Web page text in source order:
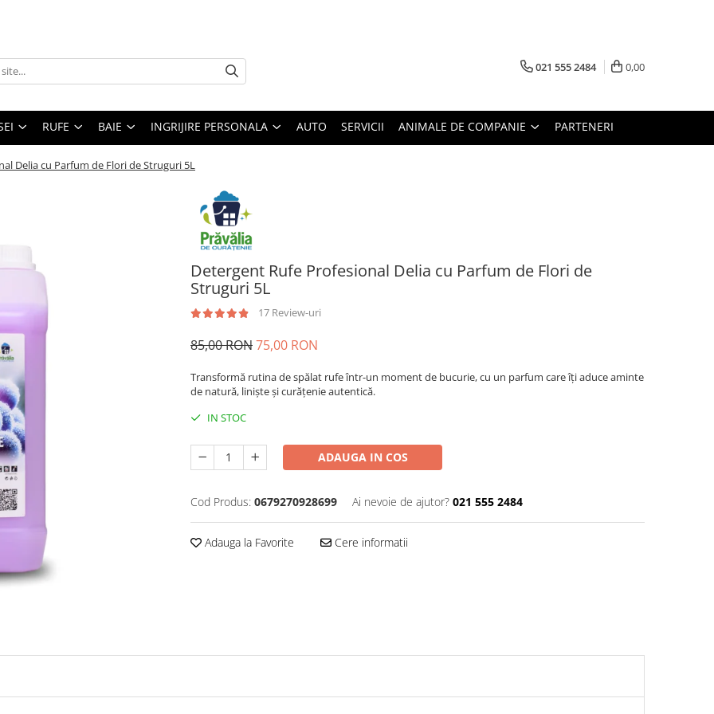
021 555 2484 0,00
RUFE BAIE INGRIJIRE PERSONALA AUTO SERVICII ANIMALE DE COMPANIE PARTENERI
Delia cu Parfum de Flori de Struguri 5L
Detergent Rufe Profesional Delia cu Parfum de Flori de
Struguri 5L
17 Review-uri
85,00 RON75,00 RON
Transformă rutina de spălat rufe într-un moment de bucurie, cu un parfum care îți aduce aminte
de natură, liniște și curățenie autentică.
IN STOC
ADAUGA IN COS
Cod Produs: 0679270928699 Ai nevoie de ajutor? 021 555 2484
Adauga la Favorite Cere informatii